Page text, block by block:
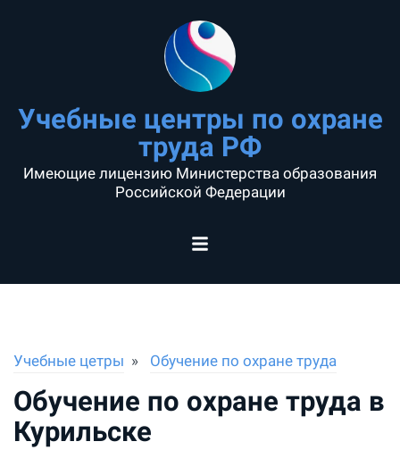
Учебные центры по охране
труда РФ
Имеющие лицензию Министерства образования
Российской Федерации
Учебные цетры Обучение по охране труда
Обучение по охране труда в
Курильске